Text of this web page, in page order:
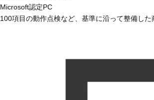
Microsoft認定PC
100項目の動作点検など、基準に沿って整備し